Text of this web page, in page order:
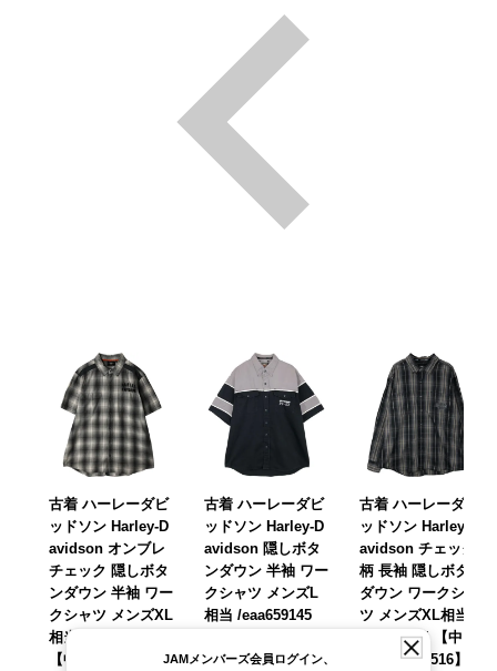
古着 ハーレーダビ
ッドソン Harley-D
avidson オンブレ
チェック 隠しボタ
ンダウン 半袖 ワー
クシャツ メンズXL
相当 /eaa477547
【中古】 【26032
古着 ハーレーダビ
ッドソン Harley-D
avidson 隠しボタ
ンダウン 半袖 ワー
クシャツ メンズL
相当 /eaa659145
2】
古着 ハーレーダビ
ッドソン Harley-D
avidson チェック
柄 長袖 隠しボタン
ダウン ワークシャ
ツ メンズXL相当 /
eaa643504 【中
古】 【260516】
JAMメンバーズ会員ログイン、